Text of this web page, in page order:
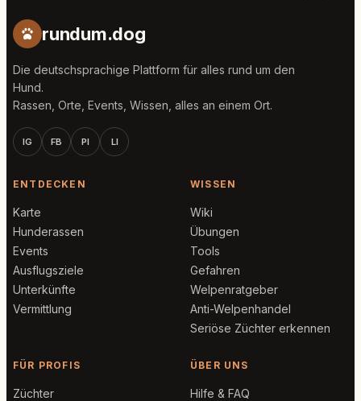
rundum.dog
Die deutschsprachige Plattform für alles rund um den
Hund.
Rassen, Orte, Events, Wissen, alles an einem Ort.
IG FB PI LI
ENTDECKEN
Karte
Hunderassen
Events
Ausflugsziele
Unterkünfte
Vermittlung
WISSEN
Wiki
Übungen
Tools
Gefahren
Welpenratgeber
Anti-Welpenhandel
Seriöse Züchter erkennen
FÜR PROFIS
Züchter
ÜBER UNS
Hilfe & FAQ